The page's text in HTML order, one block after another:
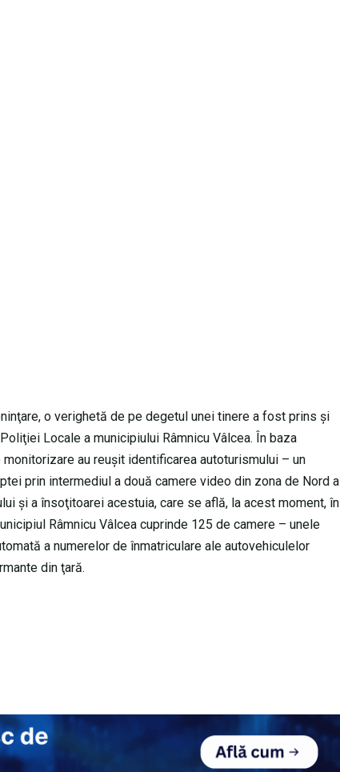
o verighetă de pe degetul unei tinere a fost prins şi
Locale a municipiului Râmnicu Vâlcea. În baza
au reuşit identificarea autoturismului – un
prin intermediul a două camere video din zona de Nord a
şi a însoţitoarei acestuia, care se află, la acest moment, în
Râmnicu Vâlcea cuprinde 125 de camere – unele
a numerelor de înmatriculare ale autovehiculelor
din ţară.